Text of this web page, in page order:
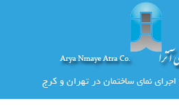
نمای ساختمان در تهران و کرج